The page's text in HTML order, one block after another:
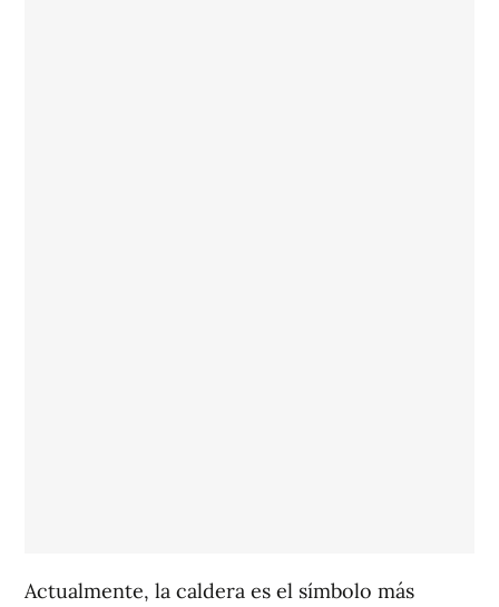
Actualmente, la caldera es el símbolo más